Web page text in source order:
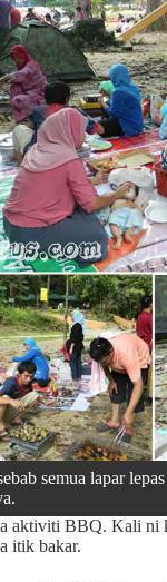
semua lapar
aktiviti BBQ. Kali
itik bakar.